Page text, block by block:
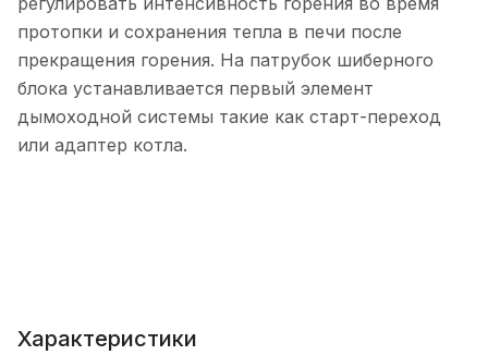
протопки и сохранения тепла в печи после
прекращения горения. На патрубок шиберного
блока устанавливается первый элемент
дымоходной системы такие как старт-переход
или адаптер котла.
Характеристики